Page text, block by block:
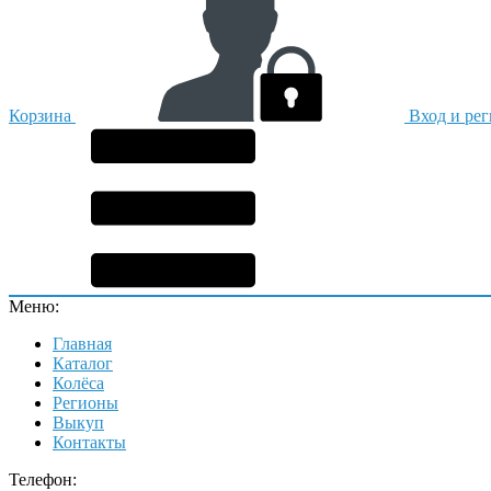
Корзина Вход и
Меню:
Главная
Каталог
Колёса
Регионы
Выкуп
Контакты
Телефон: